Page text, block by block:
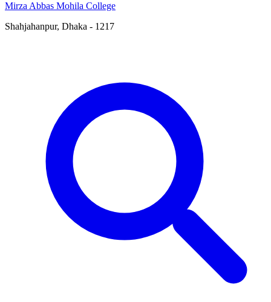
Mirza Abbas Mohila College
Shahjahanpur, Dhaka - 1217